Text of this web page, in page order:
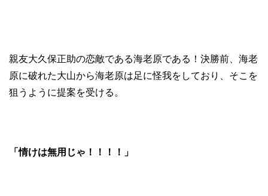
親友大久保正助の恋敵である海老原である！決勝前、海老
原に破れた大山から海老原は足に怪我をしており、そこを
狙うように提案を受ける。
「情けは無用じゃ！！！！」